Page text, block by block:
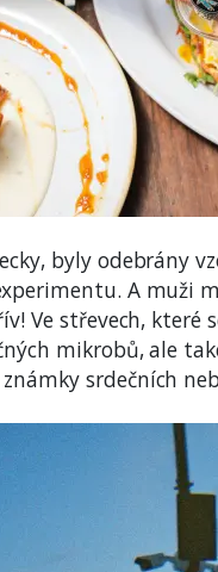
byly odebrány
A muži
Ve střevech,
mikrobů, ale
srdečních